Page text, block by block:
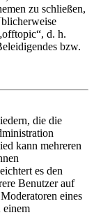
zu schließen,
d. h.
bzw.
die die
kann mehreren
es den
Benutzer auf
eines
einem